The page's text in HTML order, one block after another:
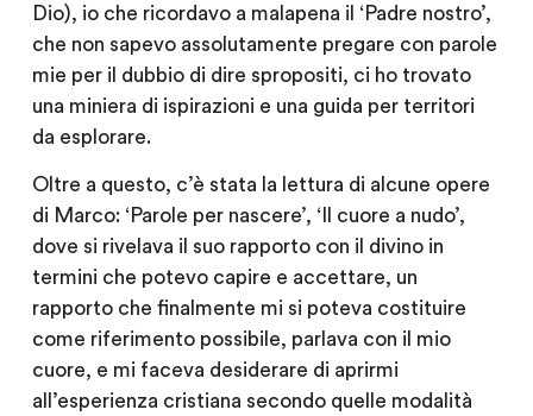
Dio), io che ricordavo a malapena il ‘Padre nostro’,
che non sapevo assolutamente pregare con parole
mie per il dubbio di dire spropositi, ci ho trovato
una miniera di ispirazioni e una guida per territori
da esplorare.
Oltre a questo, c’è stata la lettura di alcune opere
di Marco: ‘Parole per nascere’, ‘Il cuore a nudo’,
dove si rivelava il suo rapporto con il divino in
termini che potevo capire e accettare, un
rapporto che finalmente mi si poteva costituire
come riferimento possibile, parlava con il mio
cuore, e mi faceva desiderare di aprirmi
all’esperienza cristiana secondo quelle modalità